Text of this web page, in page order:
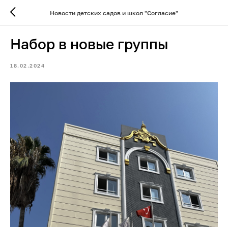
Новости детских садов и школ "Согласие"
Набор в новые группы
18.02.2024